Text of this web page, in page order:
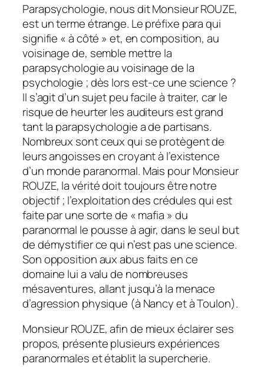
Parapsychologie, nous dit Monsieur ROUZE,
est un terme étrange. Le préfixe para qui
signifie « à côté » et, en composition, au
voisinage de, semble mettre la
parapsychologie au voisinage de la
psychologie ; dès lors est-ce une science ?
Il s’agit d’un sujet peu facile à traiter, car le
risque de heurter les auditeurs est grand
tant la parapsychologie a de partisans.
Nombreux sont ceux qui se protègent de
leurs angoisses en croyant à l’existence
d’un monde paranormal. Mais pour Monsieur
ROUZE, la vérité doit toujours être notre
objectif ; l’exploitation des crédules qui est
faite par une sorte de « mafia » du
paranormal le pousse à agir, dans le seul but
de démystifier ce qui n’est pas une science.
Son opposition aux abus faits en ce
domaine lui a valu de nombreuses
mésaventures, allant jusqu’à la menace
d’agression physique (à Nancy et à Toulon).
Monsieur ROUZE, afin de mieux éclairer ses
propos, présente plusieurs expériences
paranormales et établit la supercherie.